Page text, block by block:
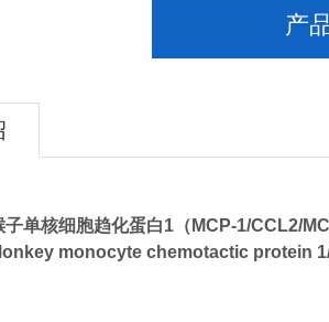
产
子单核细胞趋化蛋白1（MCP-1/CCL2/
monocyte chemotactic protein